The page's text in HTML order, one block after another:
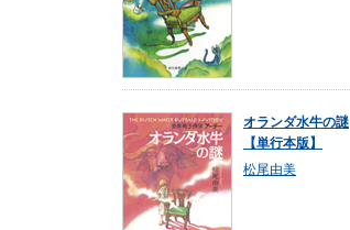
オランダ水牛の謎
【単行本版】
松尾由美